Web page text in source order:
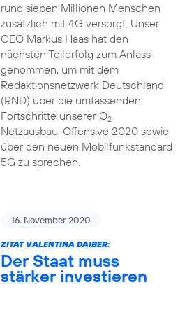
rund sieben Millionen Menschen
zusätzlich mit 4G versorgt. Unser
CEO Markus Haas hat den
nächsten Teilerfolg zum Anlass
genommen, um mit dem
Redaktionsnetzwerk Deutschland
(RND) über die umfassenden
Fortschritte unserer O2
Netzausbau-Offensive 2020 sowie
über den neuen Mobilfunkstandard
5G zu sprechen.
16. November 2020
ZITAT VALENTINA DAIBER:
Der Staat muss
stärker investieren